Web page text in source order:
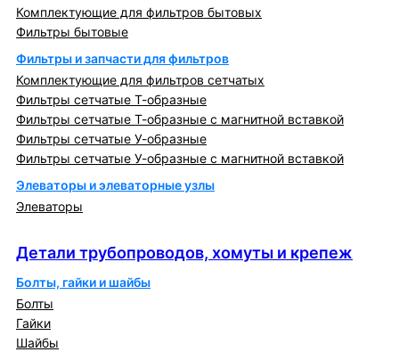
Комплектующие для фильтров бытовых
Фильтры бытовые
Фильтры и запчасти для фильтров
Комплектующие для фильтров сетчатых
Фильтры сетчатые Т-образные
Фильтры сетчатые Т-образные с магнитной вставкой
Фильтры сетчатые У-образные
Фильтры сетчатые У-образные с магнитной вставкой
Элеваторы и элеваторные узлы
Элеваторы
Детали трубопроводов, хомуты и крепеж
Болты, гайки и шайбы
Болты
Гайки
Шайбы